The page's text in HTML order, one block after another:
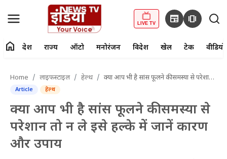
LIVE TV newspaper amp_stories
Home
राज्य
home देश राज्य ऑटो मनोरंजन विदेश खेल टेक वीडियो
Home लाइफस्टाइल हेल्थ क्या आप भी है सांस फूलने की समस्या से परेशान तो न ले इसे हल्के में जानें कारण और उपाय
Article हेल्थ
क्या आप भी है सांस फूलने की समस्या से
परेशान तो न ले इसे हल्के में जानें कारण
और उपाय